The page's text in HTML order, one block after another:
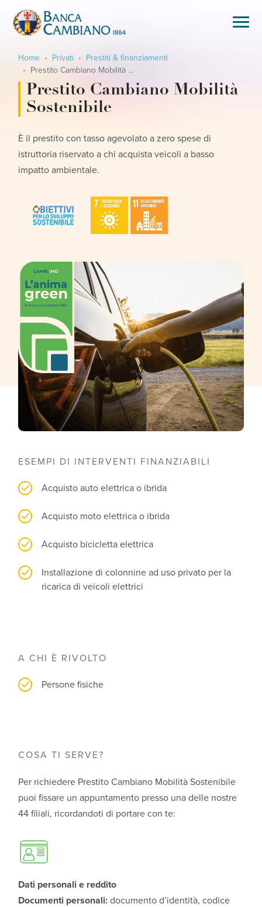
Home Privati
Prestiti & finanziamenti
Prestito Cambiano Mobilità Sostenibile
Prestito Cambiano Mobilità
Sostenibile
È il prestito con tasso agevolato a zero spese di
istruttoria riservato a chi acquista veicoli a basso
impatto ambientale.
ESEMPI DI INTERVENTI FINANZIABILI
Acquisto auto elettrica o ibrida
Acquisto moto elettrica o ibrida
Acquisto bicicletta elettrica
Installazione di colonnine ad uso privato per la
ricarica di veicoli elettrici
A CHI È RIVOLTO
Persone fisiche
COSA TI SERVE?
Per richiedere Prestito Cambiano Mobilità Sostenibile
puoi fissare un appuntamento presso una delle nostre
44 filiali, ricordandoti di portare con te:
Dati personali e reddito
Documenti personali: documento d’identità, codice